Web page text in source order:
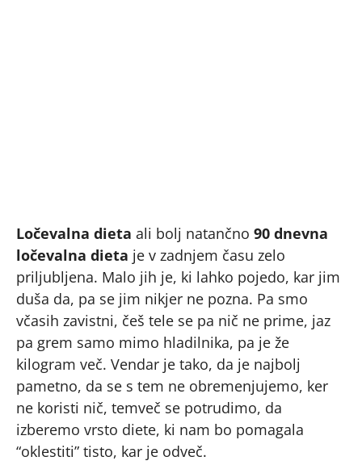
Ločevalna dieta ali bolj natančno 90 dnevna
ločevalna dieta je v zadnjem času zelo
priljubljena. Malo jih je, ki lahko pojedo, kar jim
duša da, pa se jim nikjer ne pozna. Pa smo
včasih zavistni, češ tele se pa nič ne prime, jaz
pa grem samo mimo hladilnika, pa je že
kilogram več. Vendar je tako, da je najbolj
pametno, da se s tem ne obremenjujemo, ker
ne koristi nič, temveč se potrudimo, da
izberemo vrsto diete, ki nam bo pomagala
“oklestiti” tisto, kar je odveč.